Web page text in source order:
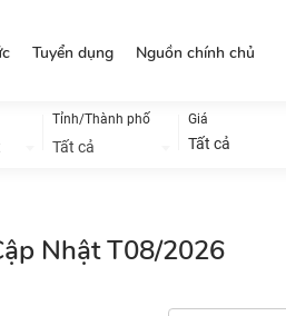
Tuyển dụng Nguồn chính chủ
Tỉnh/Thành phố
Tất cả
Giá
Tất cả
Nhật T08/2026